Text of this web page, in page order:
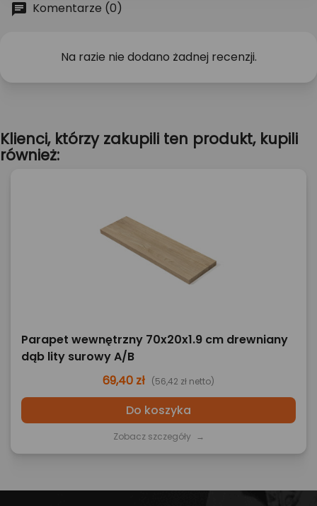
Komentarze (0)
Na razie nie dodano żadnej recenzji.
Klienci, którzy zakupili ten produkt, kupili
również:
Parapet wewnętrzny 70x20x1.9 cm drewniany
dąb lity surowy A/B
69,40 zł (56,42 zł netto)
Do koszyka
Zobacz szczegóły →